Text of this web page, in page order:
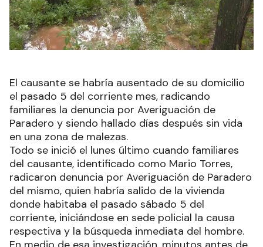
El causante se habría ausentado de su domicilio
el pasado 5 del corriente mes, radicando
familiares la denuncia por Averiguación de
Paradero y siendo hallado días después sin vida
en una zona de malezas.
Todo se inició el lunes último cuando familiares
del causante, identificado como Mario Torres,
radicaron denuncia por Averiguación de Paradero
del mismo, quien habría salido de la vivienda
donde habitaba el pasado sábado 5 del
corriente, iniciándose en sede policial la causa
respectiva y la búsqueda inmediata del hombre.